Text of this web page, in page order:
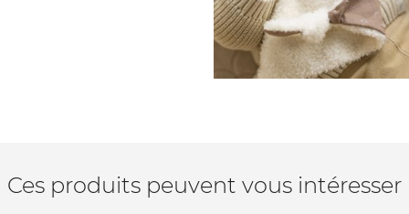
Ces produits peuvent vous intéresser